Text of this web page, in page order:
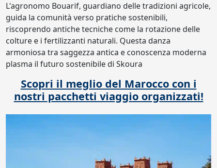
L'agronomo Bouarif, guardiano delle tradizioni agricole,
guida la comunità verso pratiche sostenibili,
riscoprendo antiche tecniche come la rotazione delle
colture e i fertilizzanti naturali. Questa danza
armoniosa tra saggezza antica e conoscenza moderna
plasma il futuro sostenibile di Skoura
Scopri il meglio del Marocco con i
nostri pacchetti viaggio organizzati!